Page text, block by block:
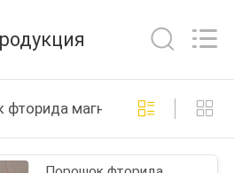
509
магния